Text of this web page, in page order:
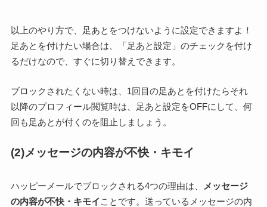
以上のやり方で、足あとをつけないように設定できますよ！
足あとを付けたい場合は、「足あと設定」のチェックを付け
るだけなので、すぐに切り替えできます。
ブロックされたくない時は、1回目の足あとを付けたらそれ
以降のプロフィール閲覧時は、足あと設定をOFFにして、何
回も足あとが付くのを阻止しましょう。
(2)メッセージの内容が不快・キモイ
ハッピーメールでブロックされる4つの理由は、
メッセージ
の内容が不快・キモイ ことです。送っているメッセージの内